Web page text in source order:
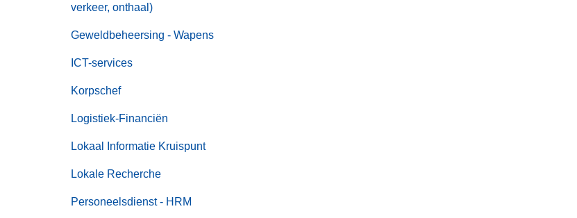
verkeer, onthaal)
Geweldbeheersing - Wapens
ICT-services
Korpschef
Logistiek-Financiën
Lokaal Informatie Kruispunt
Lokale Recherche
Personeelsdienst - HRM